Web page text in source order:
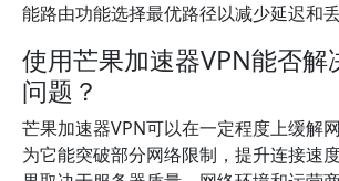
能路由功能选择最优路径以减少延迟和丢
使用芒果加速器VPN能否解
问题？
芒果加速器VPN可以在一定程度上缓解
为它能突破部分网络限制，提升连接速